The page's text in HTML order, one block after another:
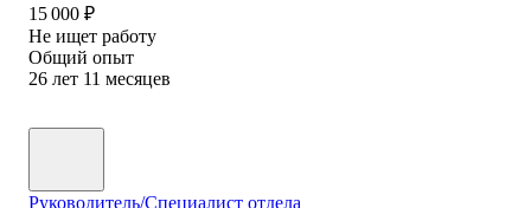
15 000 ₽
Не ищет работу
Общий опыт
26 лет 11 месяцев
Руководитель/Специалист отдела